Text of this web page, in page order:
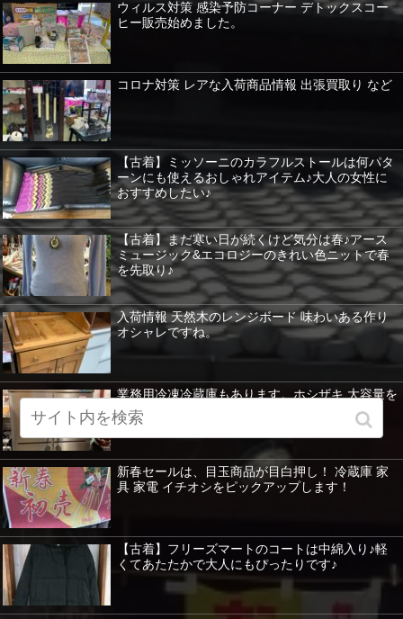
ウィルス対策 感染予防コーナー デトックスコー
ヒー販売始めました。
コロナ対策 レアな入荷商品情報 出張買取り など
【古着】ミッソーニのカラフルストールは何パタ
ーンにも使えるおしゃれアイテム♪大人の女性に
おすすめしたい♪
【古着】まだ寒い日が続くけど気分は春♪アース
ミュージック&エコロジーのきれい色ニットで春
を先取り♪
入荷情報 天然木のレンジボード 味わいある作り
オシャレですね。
業務用冷凍冷蔵庫もあります。ホシザキ 大容量を
紹介 暖房器具など特価！
新春セールは、目玉商品が目白押し！ 冷蔵庫 家
具 家電 イチオシをピックアップします！
【古着】フリーズマートのコートは中綿入り♪軽
くてあたたかで大人にもぴったりです♪